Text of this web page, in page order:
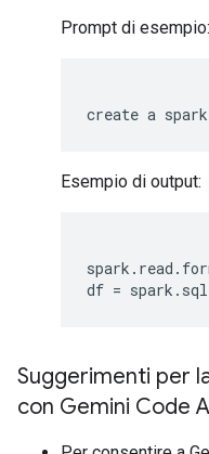
Prompt di esempio:
Esempio di output:
Suggerimenti per
con Gemini Code